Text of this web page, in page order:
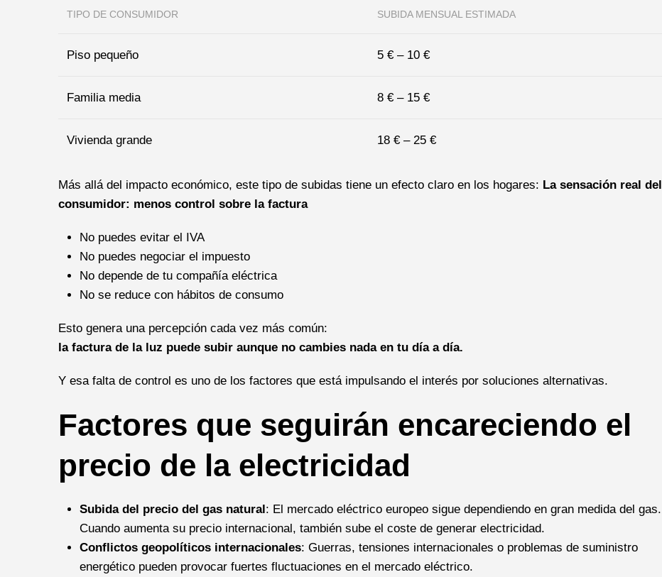
TIPO DE CONSUMIDOR SUBIDA MENSUAL ESTIMADA
Piso pequeño 5 € – 10 €
Familia media 8 € – 15 €
Vivienda grande 18 € – 25 €
Más allá del impacto económico, este tipo de subidas tiene un efecto claro en los hogares: La sensación real del
consumidor: menos control sobre la factura
No puedes evitar el IVA
No puedes negociar el impuesto
No depende de tu compañía eléctrica
No se reduce con hábitos de consumo
Esto genera una percepción cada vez más común:
la factura de la luz puede subir aunque no cambies nada en tu día a día.
Y esa falta de control es uno de los factores que está impulsando el interés por soluciones alternativas.
Factores que seguirán encareciendo el
precio de la electricidad
Subida del precio del gas natural: El mercado eléctrico europeo sigue dependiendo en gran medida del gas.
Cuando aumenta su precio internacional, también sube el coste de generar electricidad.
Conflictos geopolíticos internacionales: Guerras, tensiones internacionales o problemas de suministro
energético pueden provocar fuertes fluctuaciones en el mercado eléctrico.